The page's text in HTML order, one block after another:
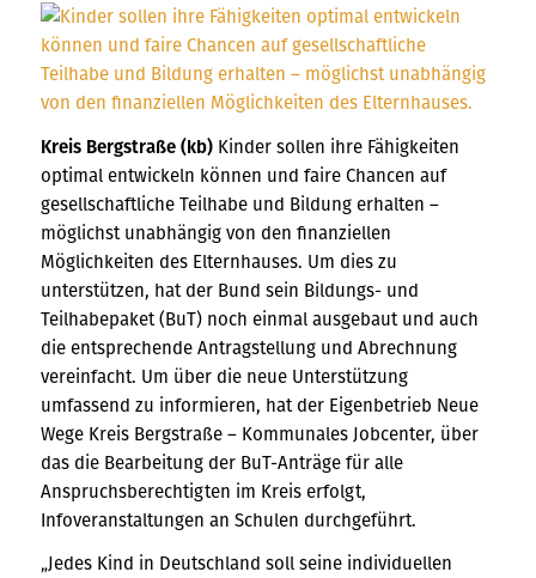
Kreis Bergstraße (kb) Kinder sollen ihre Fähigkeiten
optimal entwickeln können und faire Chancen auf
gesellschaftliche Teilhabe und Bildung erhalten –
möglichst unabhängig von den finanziellen
Möglichkeiten des Elternhauses. Um dies zu
unterstützen, hat der Bund sein Bildungs- und
Teilhabepaket (BuT) noch einmal ausgebaut und auch
die entsprechende Antragstellung und Abrechnung
vereinfacht. Um über die neue Unterstützung
umfassend zu informieren, hat der Eigenbetrieb Neue
Wege Kreis Bergstraße – Kommunales Jobcenter, über
das die Bearbeitung der BuT-Anträge für alle
Anspruchsberechtigten im Kreis erfolgt,
Infoveranstaltungen an Schulen durchgeführt.
„Jedes Kind in Deutschland soll seine individuellen